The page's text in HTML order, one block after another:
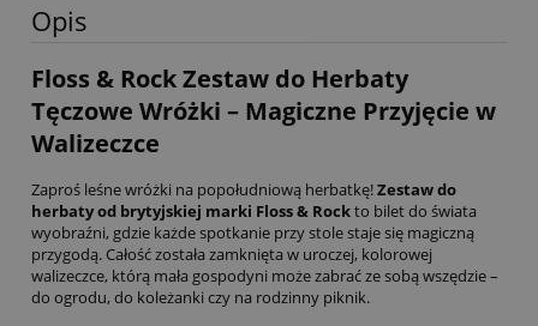
Opis
Floss & Rock Zestaw do Herbaty
Tęczowe Wróżki – Magiczne Przyjęcie w
Walizeczce
Zaproś leśne wróżki na popołudniową herbatkę!Zestaw do
herbaty od brytyjskiej marki Floss & Rockto bilet do świata
wyobraźni, gdzie każde spotkanie przy stole staje się magiczną
przygodą. Całość została zamknięta w uroczej, kolorowej
walizeczce, którą mała gospodyni może zabrać ze sobą wszędzie –
do ogrodu, do koleżanki czy na rodzinny piknik.